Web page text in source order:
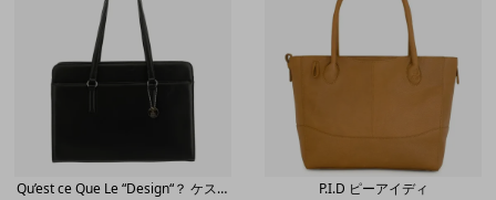
Qu’est ce Que Le “Design“？ ケスク
P.I.D ピーアイディ